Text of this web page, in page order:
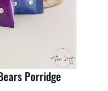
Porridge